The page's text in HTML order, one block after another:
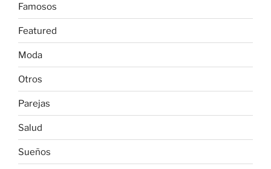
Famosos
Featured
Moda
Otros
Parejas
Salud
Sueños